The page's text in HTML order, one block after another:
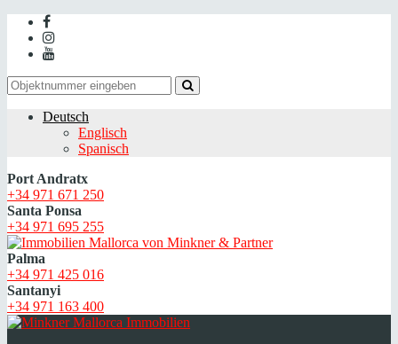
Deutsch
Englisch
Spanisch
Port Andratx
+34 971 671 250
Santa Ponsa
+34 971 695 255
Palma
+34 971 425 016
Santanyi
+34 971 163 400